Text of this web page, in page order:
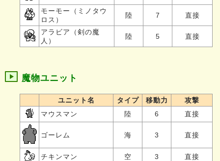
モーモー（ミノタウ
ロス）
陸 7 直接
アラビア（剣の魔
人）
陸 5 直接
魔物ユニット
ユニット名 タイプ 移動力
攻撃
マウスマン
陸 6 直接
ゴーレム 海 3 直接
チキンマン 空 3 直接